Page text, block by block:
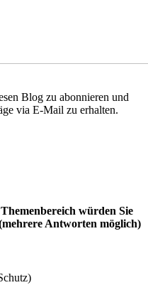
Blog zu abonnieren und
via E-Mail zu erhalten.
würden Sie
Antworten möglich)